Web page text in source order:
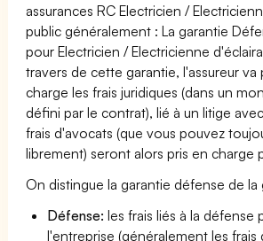
assurances RC Electricien /
public généralement : La garantie
pour Electricien / Electricienne
travers de cette garantie, l'assureur va
charge les frais juridiques (dans un
défini par le contrat), lié à un litige
frais d'avocats (que vous pouvez
librement) seront alors pris en charge
On distingue la garantie défense de la
Défense: les frais liés à la défense
l'entreprise (généralement les